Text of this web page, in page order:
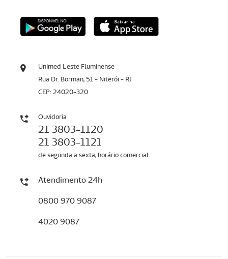
Unimed Leste Fluminense
Rua Dr. Borman, 51 - Niterói - RJ
CEP: 24020-320
Ouvidoria
21 3803-1120
21 3803-1121
de segunda a sexta, horário comercial
Atendimento 24h
0800 970 9087
4020 9087